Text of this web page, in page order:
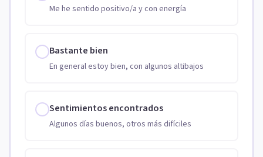
Me he sentido positivo/a y con energía
Bastante bien
En general estoy bien, con algunos altibajos
Sentimientos encontrados
Algunos días buenos, otros más difíciles